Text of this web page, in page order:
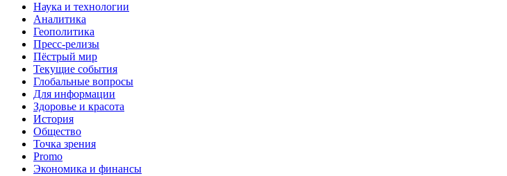
Наука и технологии
Аналитика
Геополитика
Пресс-релизы
Пёстрый мир
Текущие события
Глобальные вопросы
Для информации
Здоровье и красота
История
Общество
Точка зрения
Promo
Экономика и финансы